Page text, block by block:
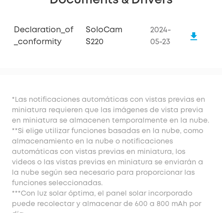
Declaration_of
_conformity
SoloCam
S220
2024-
05-23
*Las notificaciones automáticas con vistas previas en
miniatura requieren que las imágenes de vista previa
en miniatura se almacenen temporalmente en la nube.
**Si elige utilizar funciones basadas en la nube, como
almacenamiento en la nube o notificaciones
automáticas con vistas previas en miniatura, los
videos o las vistas previas en miniatura se enviarán a
la nube según sea necesario para proporcionar las
funciones seleccionadas.
***Con luz solar óptima, el panel solar incorporado
puede recolectar y almacenar de 600 a 800 mAh por